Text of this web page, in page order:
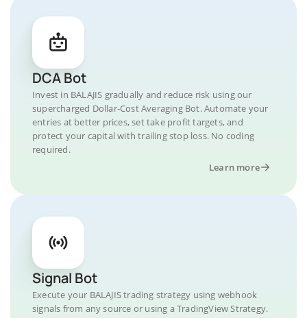
DCA Bot
Invest in BALAJIS gradually and reduce risk using our
supercharged Dollar-Cost Averaging Bot. Automate your
entries at better prices, set take profit targets, and
protect your capital with trailing stop loss. No coding
required.
Learn more
Signal Bot
Execute your BALAJIS trading strategy using webhook
signals from any source or using a TradingView Strategy.